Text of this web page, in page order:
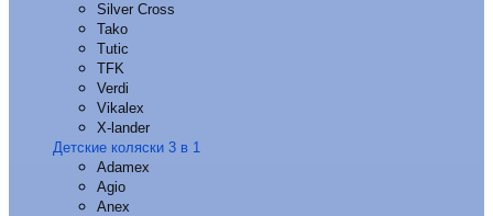
Silver Cross
Tako
Tutic
TFK
Verdi
Vikalex
X-lander
Детские коляски 3 в 1
Adamex
Agio
Anex